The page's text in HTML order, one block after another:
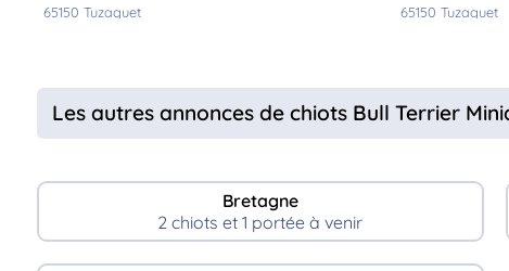
65150 tuzaguet 65150 tuzaguet
Les autres annonces de chiots Bull Terrier
Bretagne
2 chiots et 1 portée à venir